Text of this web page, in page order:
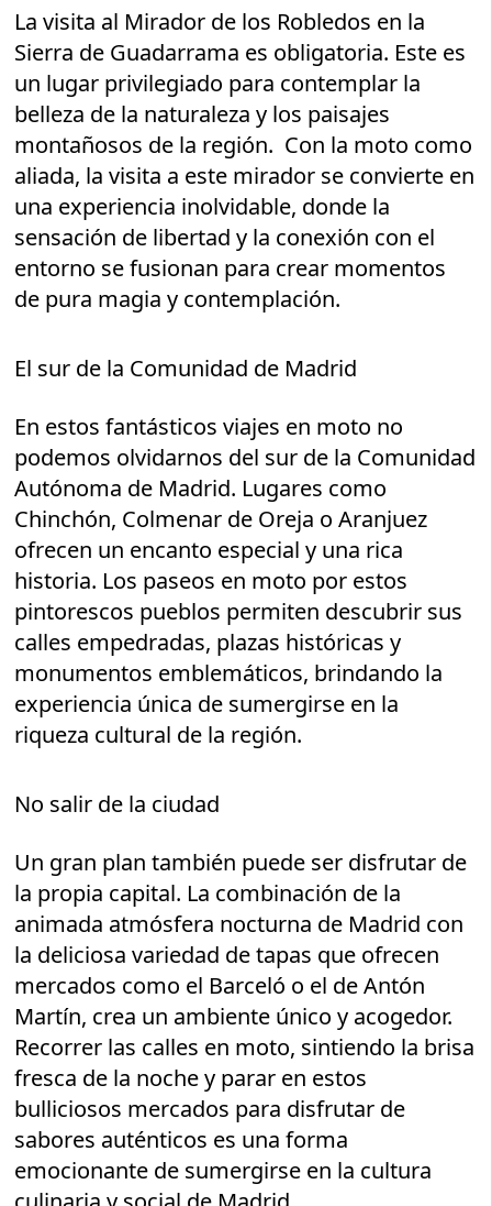
La visita al Mirador de los Robledos en la
Sierra de Guadarrama es obligatoria. Este es
un lugar privilegiado para contemplar la
belleza de la naturaleza y los paisajes
montañosos de la región. Con la moto como
aliada, la visita a este mirador se convierte en
una experiencia inolvidable, donde la
sensación de libertad y la conexión con el
entorno se fusionan para crear momentos
de pura magia y contemplación.
El sur de la Comunidad de Madrid
En estos fantásticos viajes en moto no
podemos olvidarnos del sur de la Comunidad
Autónoma de Madrid. Lugares como
Chinchón, Colmenar de Oreja o Aranjuez
ofrecen un encanto especial y una rica
historia. Los paseos en moto por estos
pintorescos pueblos permiten descubrir sus
calles empedradas, plazas históricas y
monumentos emblemáticos, brindando la
experiencia única de sumergirse en la
riqueza cultural de la región.
No salir de la ciudad
Un gran plan también puede ser disfrutar de
la propia capital. La combinación de la
animada atmósfera nocturna de Madrid con
la deliciosa variedad de tapas que ofrecen
mercados como el Barceló o el de Antón
Martín, crea un ambiente único y acogedor.
Recorrer las calles en moto, sintiendo la brisa
fresca de la noche y parar en estos
bulliciosos mercados para disfrutar de
sabores auténticos es una forma
emocionante de sumergirse en la cultura